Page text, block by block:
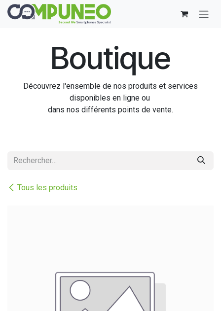
Se rendre au contenu
Boutique
Découvrez l'ensemble de nos produits et services
disponibles en ligne ou
dans nos différents points de vente.
Tous les produits